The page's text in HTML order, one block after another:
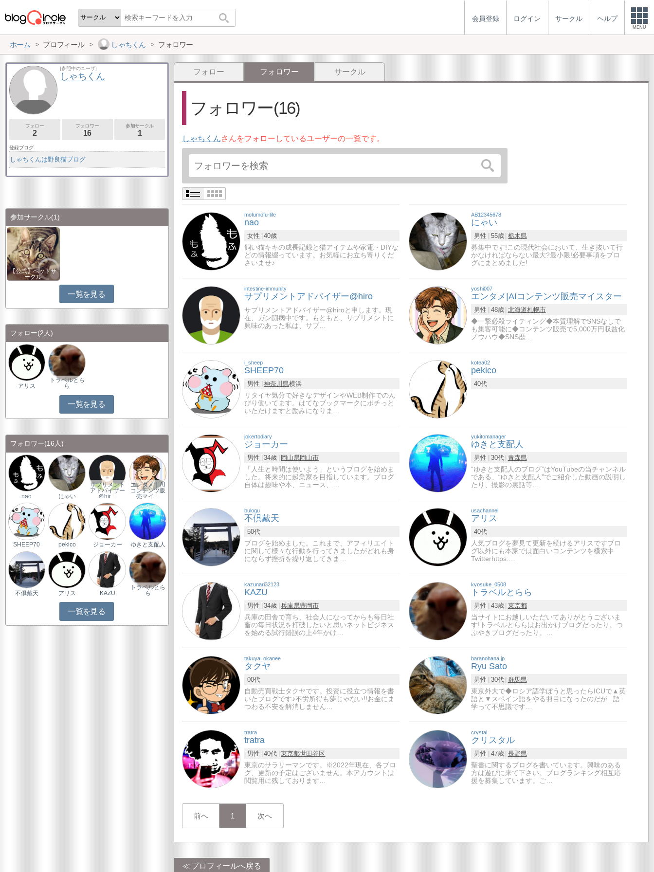
会員登録 ログイン サークル ヘルプ
MENU
ホーム プロフィール しゃちくん フォロワー
フォロー フォロワー サークル
フォロワー(16)
しゃちくんさんをフォローしているユーザーの一覧です。
mofumofu-life
nao
女性
40歳
飼い猫キキの成長記録と猫アイテムや家電・DIYな
どの情報綴っています。お気軽にお立ち寄りくだ
さいませ♪
AB12345678
にゃい
男性 55歳 栃木県
募集中です!この現代社会において、生き抜いて行
かなければならない最大?最小限!必要事項をブロ
グにまとめました!
intestine-immunity
サプリメントアドバイザー@hiro
サプリメントアドバイザー@hiroと申します。現
在、ガン闘病中です。もともと、サプリメントに
興味のあった私は、サプ…
yoshi007
エンタメ|AIコンテンツ販売マイスター
男性 48歳 北海道札幌市
◆一撃必殺ライティング◆本質理解でSNSなしで
も集客可能に◆コンテンツ販売で5,000万円収益化
ノウハウ◆SNS歴…
i_sheep
SHEEP70
男性 神奈川県横浜
リタイヤ気分で好きなデザインやWEB制作でのん
びり働いてます。はてなブックマークにポチっと
いただけますと励みになりま…
kotea02
pekico
40代
jokertodiary
ジョーカー
男性 34歳 岡山県岡山市
「人生と時間は使いよう」というブログを始めま
した。将来的に起業家を目指しています。ブログ
自体は趣味や本、ニュース、…
yukitomanager
ゆきと支配人
男性 30代 青森県
“ゆきと支配人のブログ”はYouTubeの当チャンネル
である、“ゆきと支配人”でご紹介した動画の説明し
たり、撮影の裏話等…
bulogu
不倶戴天
50代
ブログを始めました。これまで、アフィリエイト
に関して様々な行動を行ってきましたがどれも身
にならず挫折を繰り返してきま…
usachannel
アリス
40代
人気ブログを夢見て更新を続けるアリスですブロ
グ以外にも本家では面白いコンテンツを模索中
Twitterhttps:…
kazunari32123
KAZU
男性 34歳 兵庫県豊岡市
兵庫の田舎で育ち、社会人になってからも毎日社
畜の毎日状況を打破したいと思いネットビジネス
を始める試行錯誤の上4年かけ…
kyosuke_0508
トラベルとらら
男性 43歳 東京都
当サイトにお越しいただいてありがとうございま
す!トラベルとららはお出かけブログだったり。つ
ぶやきブログだったり。…
takuya_okanee
タクヤ
00代
自動売買戦士タクヤです。投資に役立つ情報を書
いたブログです♪不労所得も夢じゃない!!お金にま
つわる不安を解消しません…
baranohana.jp
Ryu Sato
男性 30代 群馬県
東京外大で◆ロシア語学ぼうと思ったらICUで▲英
語と▼スペイン語をやる羽目になったのだが...語
学って不思議です…
tratra
tratra
男性 40代 東京都世田谷区
東京のサラリーマンです。※2022年現在、各ブロ
グ、更新の予定はございません。本アカウントは
閲覧用に残しております…
crystal
クリスタル
男性 47歳 長野県
聖書に関するブログを書いています。興味のある
方は遊びに来て下さい。ブログランキング相互応
援を募集しています。ご…
前へ 1 次へ
プロフィールへ戻る
[参照中のユーザ]
しゃちくん
フォロー
2
フォロワー
16
参加サークル
1
登録ブログ
しゃちくんは野良猫ブログ
参加サークル(1)
【公式】ペットサ
ークル
一覧を見る
フォロー(2人)
アリス
トラベルとら
ら
一覧を見る
フォロワー(16人)
nao にゃい
サプリメント
アドバイザー
＠hir…
エンタメ｜AI
コンテンツ販
売マイ…
SHEEP70 pekico ジョーカー ゆきと支配人
不倶戴天 アリス KAZU
トラベルとら
ら
一覧を見る